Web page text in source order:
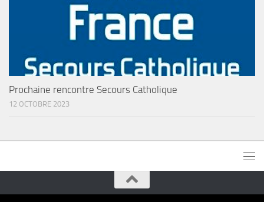
Prochaine rencontre Secours Catholique
12 OCTOBRE 2023